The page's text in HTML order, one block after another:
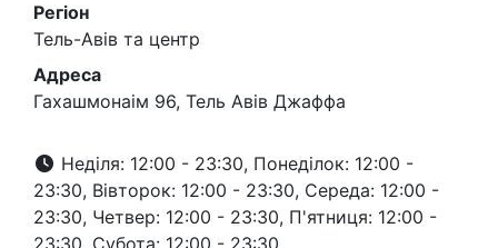
Регіон
Тель-Авів та центр
Адреса
Гахашмонаім 96, Тель Авів Джаффа
Неділя: 12:00 - 23:30, Понеділок: 12:00 -
23:30, Вівторок: 12:00 - 23:30, Середа: 12:00 -
23:30, Четвер: 12:00 - 23:30, П'ятниця: 12:00 -
23:30, Субота: 12:00 - 23:30